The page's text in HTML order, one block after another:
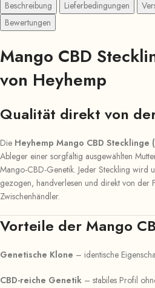
Beschreibung Lieferbedingungen
Bewertungen
Mango CBD
von Heyhemp
Qualität direkt von
Die Heyhemp Mango CBD Stecklinge
Ableger einer sorgfältig ausgewählten
Mango-CBD-Genetik. Jeder Steckling wird
gezogen, handverlesen und direkt von der
Zwischenhändler.
Vorteile der Mango
Genetische Klone – identische
CBD-reiche Genetik – stabiles Profil